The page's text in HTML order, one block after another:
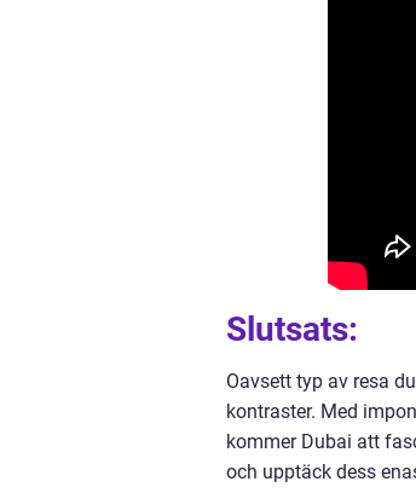
Slutsats:
Oavsett typ av resa
kontraster. Med
kommer Dubai att
och upptäck dess